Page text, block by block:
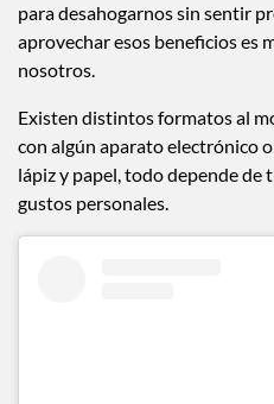
para desahogarnos sin sentir
aprovechar esos beneficios es
nosotros.
Existen distintos formatos al
con algún aparato electrónico
lápiz y papel, todo depende de
gustos personales.